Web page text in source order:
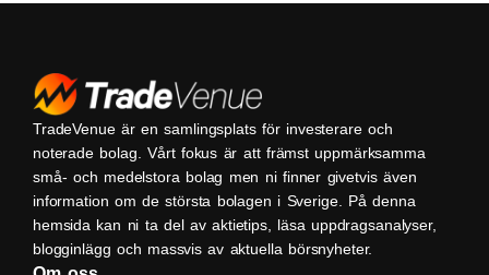
TradeVenue är en samlingsplats för investerare och
noterade bolag. Vårt fokus är att främst uppmärksamma
små- och medelstora bolag men ni finner givetvis även
information om de största bolagen i Sverige. På denna
hemsida kan ni ta del av aktietips, läsa uppdragsanalyser,
blogginlägg och massvis av aktuella börsnyheter.